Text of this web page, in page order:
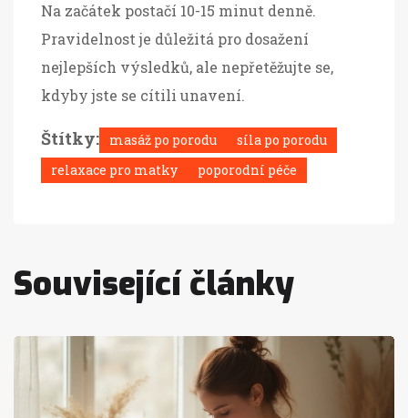
Na začátek postačí 10-15 minut denně.
Pravidelnost je důležitá pro dosažení
nejlepších výsledků, ale nepřetěžujte se,
kdyby jste se cítili unavení.
Štítky: masáž po porodu
síla po porodu
relaxace pro matky
poporodní péče
Související články